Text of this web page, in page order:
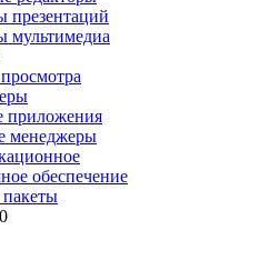
презентаций
мультимедиа
приложения
менеджеры
обеспечение